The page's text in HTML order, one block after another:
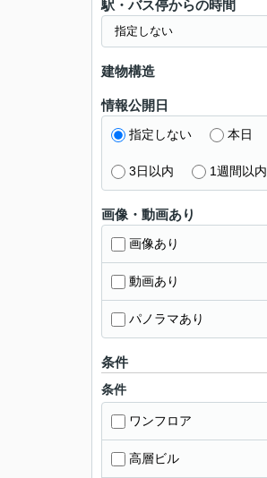
駅・バス停からの時間
建物構造
情報公開日
指定しない 本日
3日以内 1週間以内
画像・動画あり
画像あり
動画あり
パノラマあり
条件
条件
ワンフロア
高層ビル